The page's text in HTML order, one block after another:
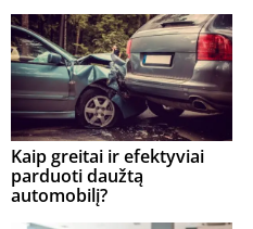
Kaip greitai ir efektyviai
parduoti daužtą
automobilį?